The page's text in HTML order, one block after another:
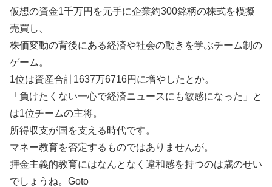
仮想の資金1千万円を元手に企業約300銘柄の株式を模擬
売買し、
株価変動の背後にある経済や社会の動きを学ぶチーム制の
ゲーム。
1位は資産合計1637万6716円に増やしたとか。
「負けたくない一心で経済ニュースにも敏感になった」と
は1位チームの主将。
所得収支が国を支える時代です。
マネー教育を否定するものではありませんが。
拝金主義的教育にはなんとなく違和感を持つのは歳のせい
でしょうね。Goto